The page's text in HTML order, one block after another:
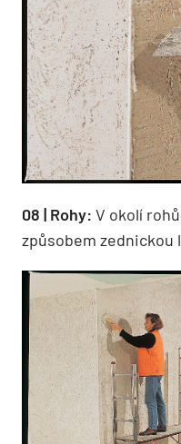
08 | Rohy: V okolí
způsobem zednickou